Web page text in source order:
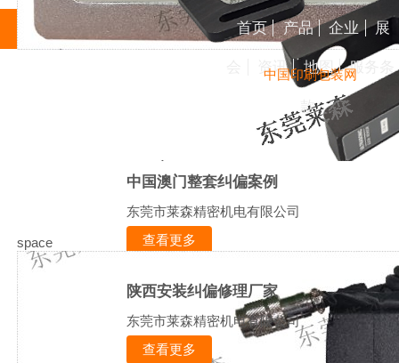
中国澳门整套纠偏案例
东莞市莱森精密机电有限公司
查看更多
space
陕西安装纠偏修理厂家
东莞市莱森精密机电有限公司
查看更多
首页 产品 企业 展
资讯 地图 服务条
款
中国印刷包装网